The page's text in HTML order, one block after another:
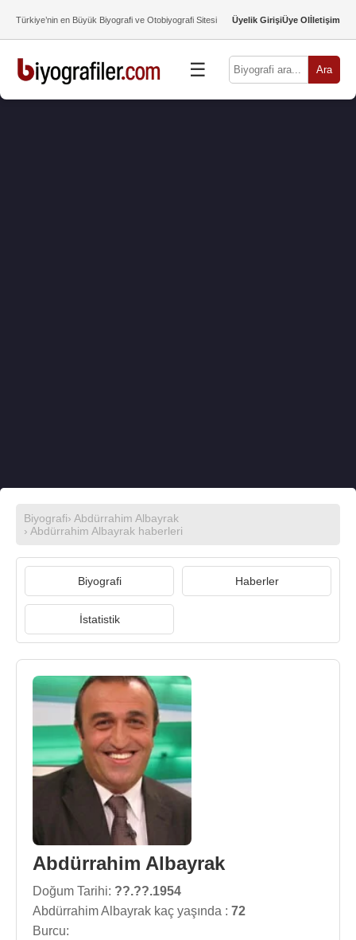
Türkiye’nin en Büyük Biyografi ve Otobiyografi Sitesi Üyelik GirişiÜye Olİletişim
☰ Ara
Biyografi› Abdürrahim Albayrak
› Abdürrahim Albayrak haberleri
Biyografi Haberler
İstatistik
Abdürrahim Albayrak
Doğum Tarihi: ??.??.1954
Abdürrahim Albayrak kaç yaşında : 72
Burcu: